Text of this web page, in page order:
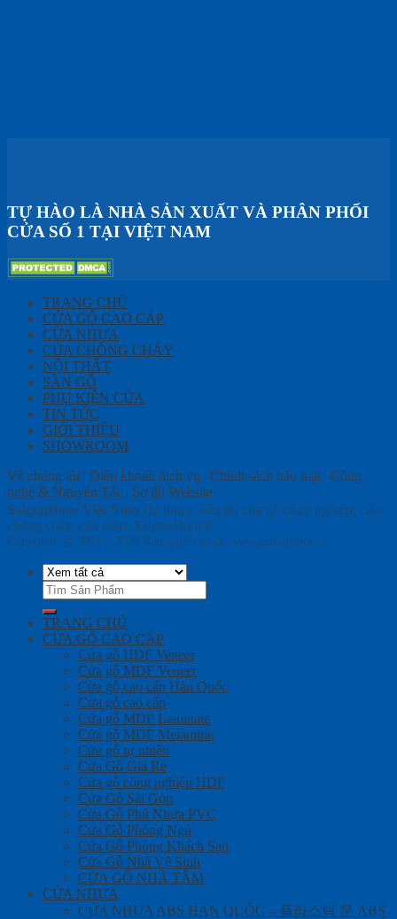
TỰ HÀO LÀ NHÀ SẢN XUẤT VÀ PHÂN PHỐI
CỬA SỐ 1 TẠI VIỆT NAM
TRANG CHỦ
CỬA GỖ CAO CẤP
CỬA NHỰA
CỬA CHỐNG CHÁY
NỘI THẤT
SÀN GỖ
PHỤ KIỆN CỬA
TIN TỨC
GIỚI THIỆU
SHOWROOM
Về chúng tôi | Điều khoản dịch vụ | Chính sách bảo mật | Công
nghệ & Nguyên Tắc | Sơ đồ Website
SaigonDoor Việt Nam Hệ thống siêu thị cửa gỗ công nghiệp, cửa
chống cháy, cửa nhựa SaigonDoor®
Copyright ⓒ 2004 – 2026 Bản quyền thuộc www.giahuydoor.vn
Tìm
kiếm:
TRANG CHỦ
CỬA GỖ CAO CẤP
Cửa gỗ HDF Veneer
Cửa gỗ MDF Veneer
Cửa gỗ cao cấp Hàn Quốc
Cửa gỗ cao cấp
Cửa gỗ MDF Laminate
Cửa gỗ MDF Melamine
Cửa gỗ tự nhiên
Cửa Gỗ Giá Rẻ
Cửa gỗ công nghiệp HDF
Cửa Gỗ Sài Gòn
Cửa Gỗ Phủ Nhựa PVC
Cửa Gỗ Phòng Ngủ
Cửa Gỗ Phòng Khách Sạn
Cửa Gỗ Nhà Vệ Sinh
CỬA GỖ NHÀ TẮM
CỬA NHỰA
CỬA NHỰA ABS HÀN QUỐC – 플라스틱 문 ABS